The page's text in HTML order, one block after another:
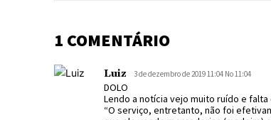
1 COMENTÁRIO
Luiz 3 de dezembro de 2019 11:04 No 11:04
DOLO
Lendo a notícia vejo muito ruído e
“O serviço, entretanto, não foi